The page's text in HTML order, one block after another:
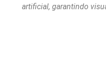
artificial, garantindo